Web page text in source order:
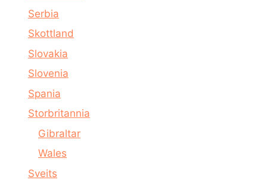
Serbia
Skottland
Slovakia
Slovenia
Spania
Storbritannia
Gibraltar
Wales
Sveits